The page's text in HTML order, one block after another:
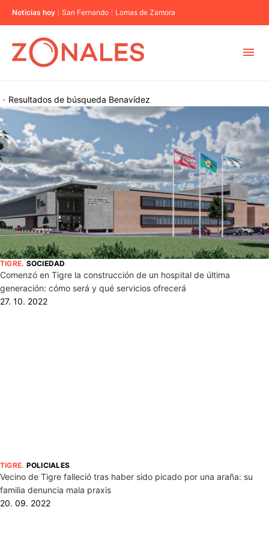
Noticias hoy San Fernando Lomas de Zamora
CABA
BUENOS AIRES
PROVINCIAS
ELECCIONES 2023
Resultados de búsqueda
· Benavídez
TIGRE. SOCIEDAD
Comenzó en Tigre la construcción de un hospital de última
generación: cómo será y qué servicios ofrecerá
27. 10. 2022
TIGRE. POLICIALES
Vecino de Tigre falleció tras haber sido picado por una araña: su
familia denuncia mala praxis
20. 09. 2022